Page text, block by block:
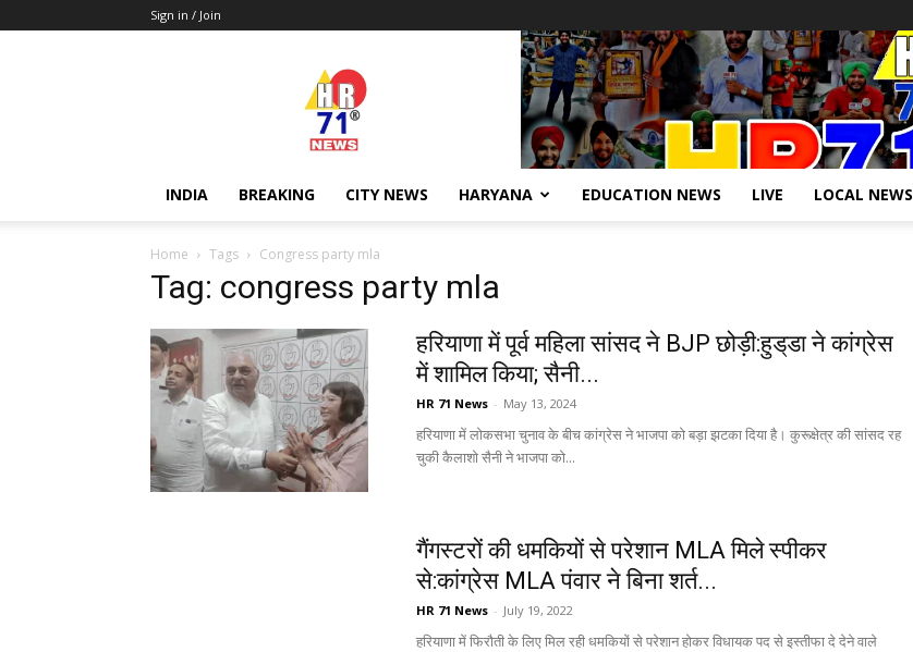
Sign in / Join
Hr71news
INDIA BREAKING CITY NEWS HARYANA EDUCATION NEWS LIVE LOCAL NEWS
Home Tags Congress party mla
Tag: congress party mla
हरियाणा में पूर्व महिला सांसद ने BJP छोड़ी:हुड्‌डा ने कांग्रेस
में शामिल किया; सैनी...
HR 71 News - May 13, 2024
हरियाणा में लोकसभा चुनाव के बीच कांग्रेस ने भाजपा को बड़ा झटका दिया है। कुरूक्षेत्र की सांसद रह
चुकी कैलाशो सैनी ने भाजपा को...
गैंगस्टरों की धमकियों से परेशान MLA मिले स्पीकर
से:कांग्रेस MLA पंवार ने बिना शर्त...
HR 71 News - July 19, 2022
हरियाणा में फिरौती के लिए मिल रही धमकियों से परेशान होकर विधायक पद से इस्तीफा दे देने वाले